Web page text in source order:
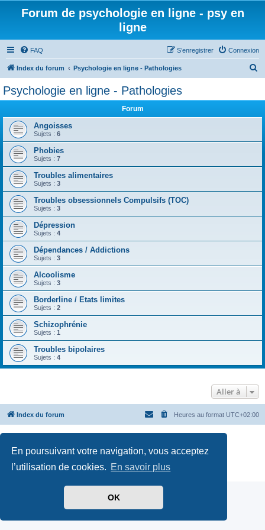
En poursuivant votre navigation, vous acceptez
l’utilisation de cookies. En savoir plus
OK
Forum de psychologie en ligne - psy en
ligne
FAQ Connexion
S’enregistrer
Index du forum Psychologie en ligne - Pathologies
h
Psychologie en ligne - Pathologies
Forum
Angoisses
Sujets : 6
Phobies
Sujets : 7
Troubles alimentaires
Sujets : 3
Troubles obsessionnels Compulsifs (TOC)
Sujets : 3
Dépression
Sujets : 4
Dépendances / Addictions
Sujets : 3
Alcoolisme
Sujets : 3
Borderline / Etats limites
Sujets : 2
Schizophrénie
Sujets : 1
Troubles bipolaires
Sujets : 4
Aller à
Index du forum Heures au format UTC+02:00
Traduit par
phpBB-fr.com
Confidentialité|Conditions